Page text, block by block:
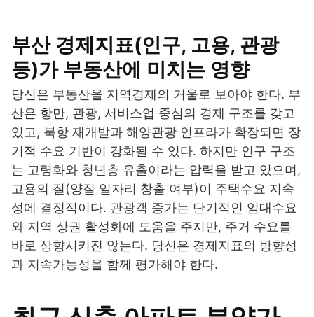
부산 경제지표(인구, 고용, 관광
등)가 부동산에 미치는 영향
당신은 부동산을 지역경제의 거울로 보아야 한다. 부
산은 항만, 관광, 서비스업 중심의 경제 구조를 갖고
있고, 북항 재개발과 해양관광 인프라가 확장되면 장
기적 수요 기반이 강화될 수 있다. 하지만 인구 구조
는 고령화와 청년층 유출이라는 압력을 받고 있으며,
고용의 질(양질 일자리 창출 여부)이 주택수요 지속
성에 결정적이다. 관광객 증가는 단기적인 임대수요
와 지역 상권 활성화에 도움을 주지만, 주거 수요를
바로 상향시키진 않는다. 당신은 경제지표의 방향성
과 지속가능성을 함께 평가해야 한다.